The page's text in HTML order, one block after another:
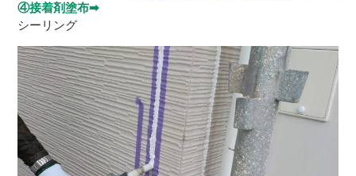
④接着剤塗布➡
シーリング